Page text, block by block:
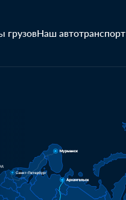
грузовНаш автотранспорт